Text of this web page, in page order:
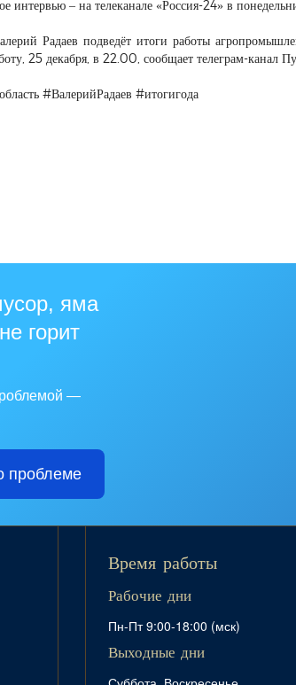
интервью – на телеканале «Россия-24» в
Радаев подведёт итоги работы
25 декабря, в 22.00, сообщает телеграм-канал
#ВалерийРадаев #итогигода
яма
горит
—
проблеме
Время работы
Рабочие дни
Пн-Пт 9:00-18:00 (мск)
Выходные дни